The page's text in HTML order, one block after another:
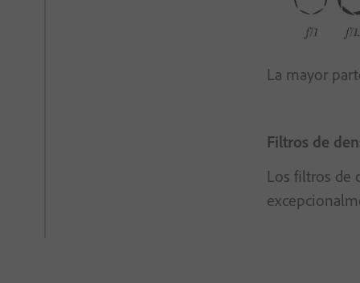
La mayor
Filtros de
Los filtros de